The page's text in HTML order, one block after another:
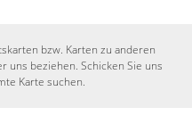
bzw. Karten zu anderen
uns beziehen. Schicken Sie uns
Karte suchen.